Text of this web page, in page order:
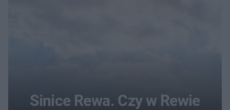
Sinice Rewa. Czy w Rewie